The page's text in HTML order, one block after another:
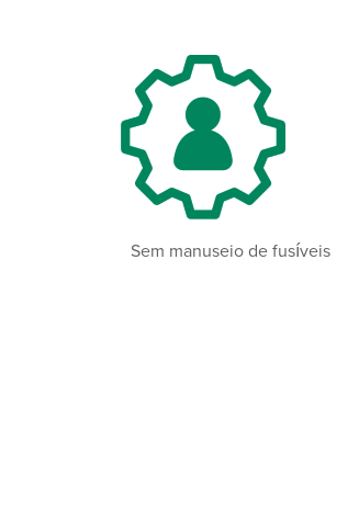
Sem manuseio de fusíveis